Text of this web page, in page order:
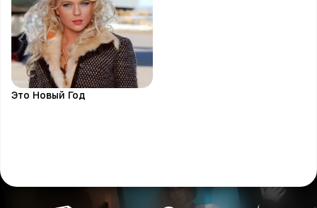
Это Новый Год